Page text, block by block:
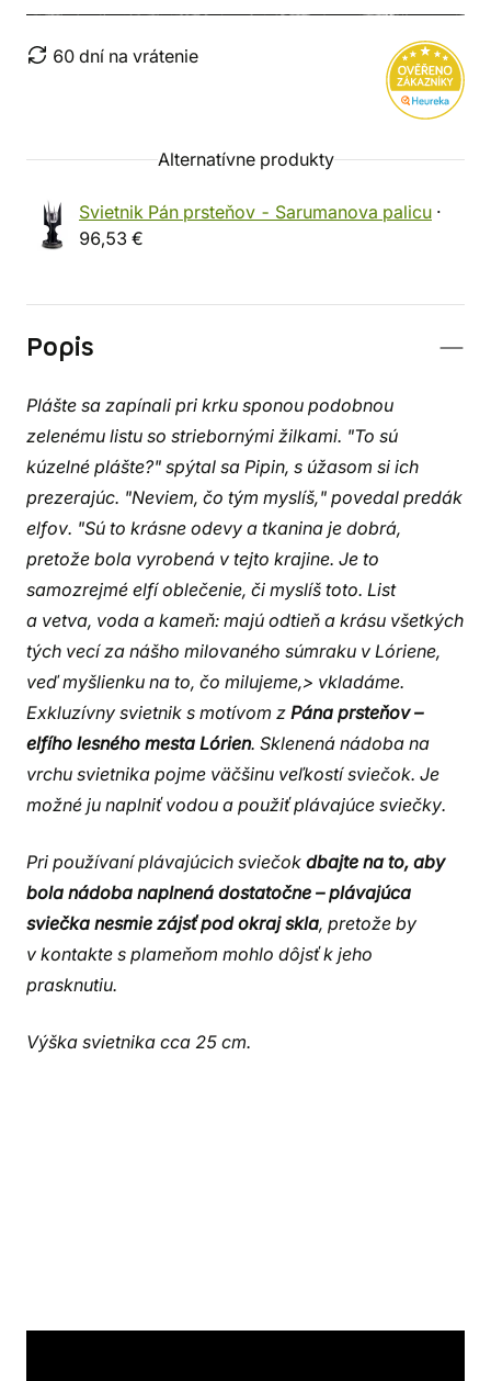
60 dní na vrátenie
Alternatívne produkty
Svietnik Pán prsteňov - Sarumanova palicu ·
96,53 €
Popis
Plášte sa zapínali pri krku sponou podobnou
zelenému listu so striebornými žilkami. "To sú
kúzelné plášte?" spýtal sa Pipin, s úžasom si ich
prezerajúc. "Neviem, čo tým myslíš," povedal predák
elfov. "Sú to krásne odevy a tkanina je dobrá,
pretože bola vyrobená v tejto krajine. Je to
samozrejmé elfí oblečenie, či myslíš toto. List
a vetva, voda a kameň: majú odtieň a krásu všetkých
tých vecí za nášho milovaného súmraku v Lóriene,
veď myšlienku na to, čo milujeme,> vkladáme.
Exkluzívny svietnik s motívom z Pána prsteňov –
elfího lesného mesta Lórien. Sklenená nádoba na
vrchu svietnika pojme väčšinu veľkostí sviečok. Je
možné ju naplniť vodou a použiť plávajúce sviečky.
Pri používaní plávajúcich sviečok dbajte na to, aby
bola nádoba naplnená dostatočne – plávajúca
sviečka nesmie zájsť pod okraj skla, pretože by
v kontakte s plameňom mohlo dôjsť k jeho
prasknutiu.
Výška svietnika cca 25 cm.